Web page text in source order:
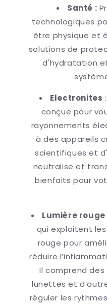
Santé :
technologiques
être physique et
solutions de
d'hydratation
Electronites
conçue pour
rayonnements
à des appareils
scientifiques et
neutralise et
bienfaits pour
Lumière rouge
qui exploitent
rouge pour
réduire
Il comprend
lunettes et
réguler les